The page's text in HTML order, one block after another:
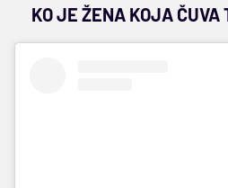
KO JE ŽENA KOJA